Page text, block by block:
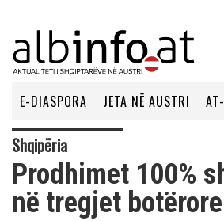
E-DIASPORA JETA NË AUSTRI
Shqipëria
Prodhimet 100%
në tregjet botërore